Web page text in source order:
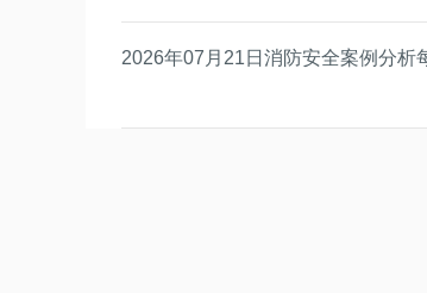
2026年07月21日消防安全案例分析